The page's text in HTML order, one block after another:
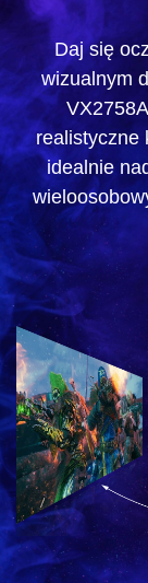
Daj się
wizualnym
realistyczne
idealnie